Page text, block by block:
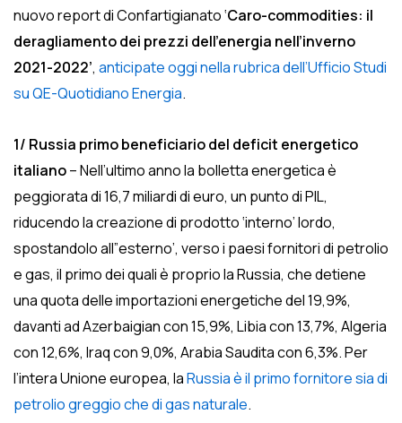
nuovo report di Confartigianato ‘Caro-commodities: il
deragliamento dei prezzi dell’energia nell’inverno
2021-2022’, anticipate oggi nella rubrica dell’Ufficio Studi
su QE-Quotidiano Energia.
1/ Russia primo beneficiario del deficit energetico
italiano– Nell’ultimo anno la bolletta energetica è
peggiorata di 16,7 miliardi di euro, un punto di PIL,
riducendo la creazione di prodotto ‘interno’ lordo,
spostandolo all”esterno’, verso i paesi fornitori di petrolio
e gas, il primo dei quali è proprio la Russia, che detiene
una quota delle importazioni energetiche del 19,9%,
davanti ad Azerbaigian con 15,9%, Libia con 13,7%, Algeria
con 12,6%, Iraq con 9,0%, Arabia Saudita con 6,3%. Per
l’intera Unione europea, laRussia è il primo fornitore sia di
petrolio greggio che di gas naturale.